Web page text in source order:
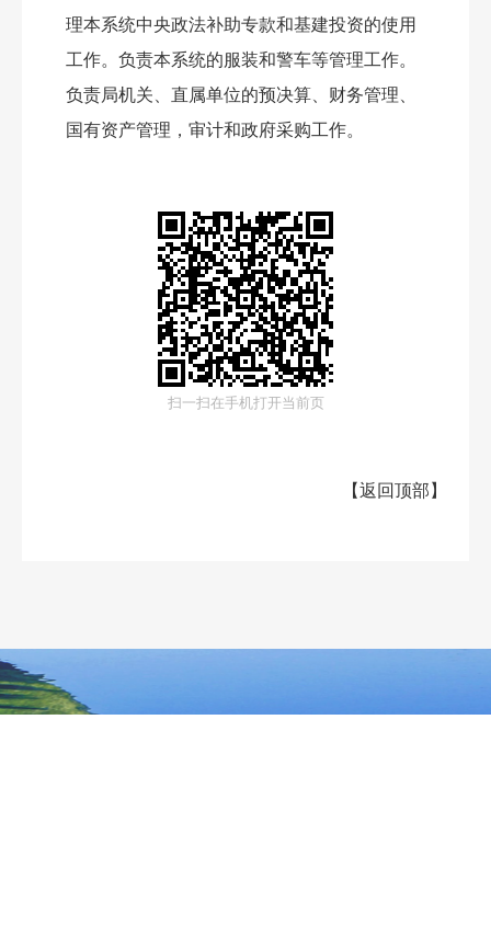
理本系统中央政法补助专款和基建投资的使用
工作。负责本系统的服装和警车等管理工作。
负责局机关、直属单位的预决算、财务管理、
国有资产管理，审计和政府采购工作。
扫一扫在手机打开当前页
【返回顶部 】